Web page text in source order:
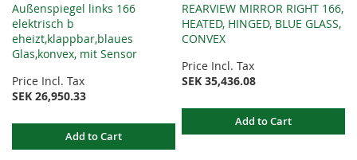
Außenspiegel links 166
elektrisch b
eheizt,klappbar,blaues
Glas,konvex, mit Sensor
Price Incl. Tax
SEK 26,950.33
Add to Cart
REARVIEW MIRROR RIGHT 166,
HEATED, HINGED, BLUE GLASS,
CONVEX
Price Incl. Tax
SEK 35,436.08
Add to Cart